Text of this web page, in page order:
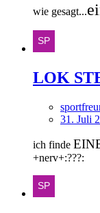
wie gesagt...
LOK
31. Juli
ich finde
+nerv+:???: